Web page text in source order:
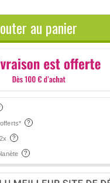
au panier